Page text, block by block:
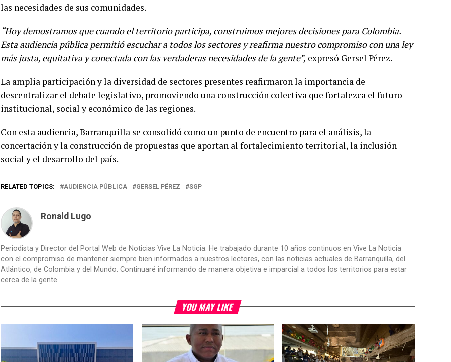
las necesidades de sus comunidades.
“Hoy demostramos que cuando el territorio participa, construimos mejores decisiones para Colombia.
Esta audiencia pública permitió escuchar a todos los sectores y reafirma nuestro compromiso con una ley
más justa, equitativa y conectada con las verdaderas necesidades de la gente”, expresó Gersel Pérez.
La amplia participación y la diversidad de sectores presentes reafirmaron la importancia de
descentralizar el debate legislativo, promoviendo una construcción colectiva que fortalezca el futuro
institucional, social y económico de las regiones.
Con esta audiencia, Barranquilla se consolidó como un punto de encuentro para el análisis, la
concertación y la construcción de propuestas que aportan al fortalecimiento territorial, la inclusión
social y el desarrollo del país.
RELATED TOPICS: AUDIENCIA PÚBLICA GERSEL PÉREZ SGP
Ronald Lugo
Periodista y Director del Portal Web de Noticias Vive La Noticia. He trabajado durante 10 años continuos en Vive La Noticia
con el compromiso de mantener siempre bien informados a nuestros lectores, con las noticias actuales de Barranquilla, del
Atlántico, de Colombia y del Mundo. Continuaré informando de manera objetiva e imparcial a todos los territorios para estar
cerca de la gente.
YOU MAY LIKE